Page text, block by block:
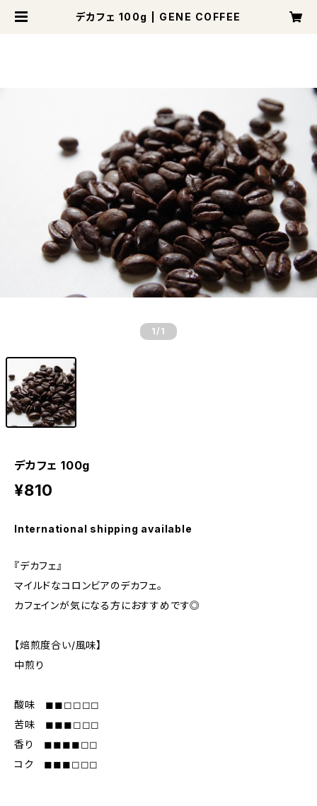
デカフェ 100g | GENE COFFEE
1 /1
デカフェ 100g
¥810
International shipping available
『デカフェ』
マイルドなコロンビアのデカフェ。
カフェインが気になる方におすすめです◎
【焙煎度合い/風味】
中煎り
酸味 ◼︎◼︎◻︎◻︎◻︎◻︎
苦味 ◼︎◼︎◼︎◻︎◻︎◻︎
香り ◼︎◼︎◼︎◼︎◻︎◻︎
コク ◼︎◼︎◼︎◻︎◻︎◻︎